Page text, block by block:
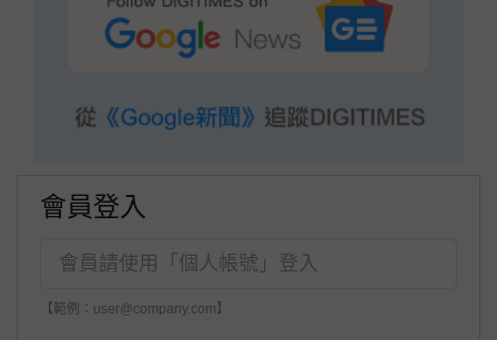
會員登入
【範例：user@company.com】